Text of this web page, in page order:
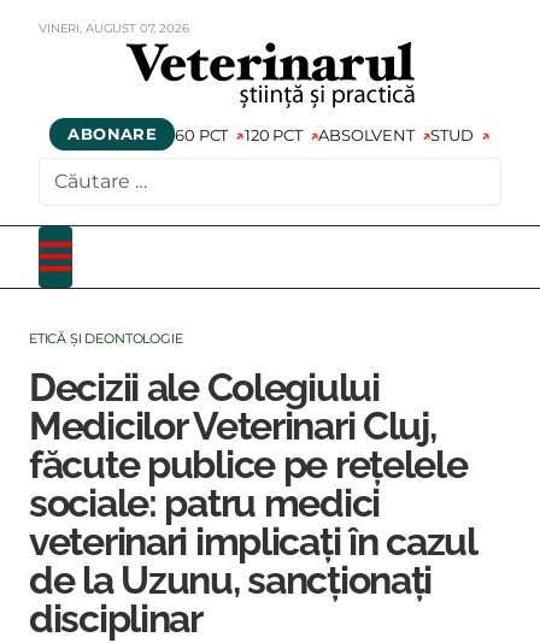
VINERI, AUGUST 07,2026
ABONARE 60 PCT 120 PCT ABSOLVENT STUD
ETICĂ ȘI DEONTOLOGIE
Decizii ale Colegiului
Medicilor Veterinari Cluj,
făcute publice pe rețelele
sociale: patru medici
veterinari implicați în cazul
de la Uzunu, sancționați
disciplinar